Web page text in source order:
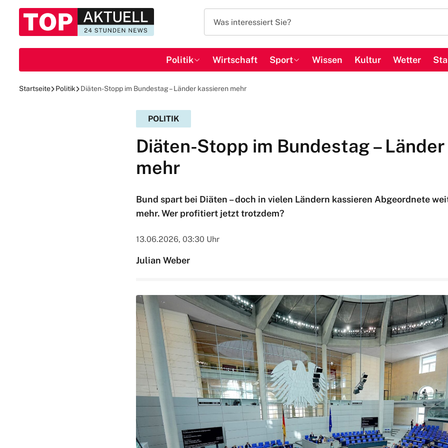
Politik Wirtschaft Sport Wissen Kultur Wetter
Startseite Politik Diäten-Stopp im Bundestag – Länder kassieren mehr
POLITIK
Diäten-Stopp im Bundestag –
mehr
Bund spart bei Diäten – doch in vielen Ländern kassieren Abgeordnete
mehr. Wer profitiert jetzt trotzdem?
13.06.2026, 03:30 Uhr
Julian Weber